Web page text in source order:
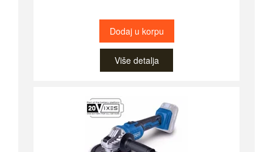
Dodaj u korpu
Više detalja